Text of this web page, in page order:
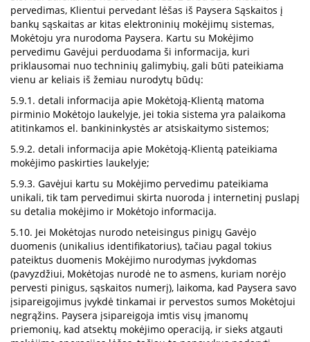
pervedimas, Klientui pervedant lėšas iš Paysera Sąskaitos į
bankų sąskaitas ar kitas elektroninių mokėjimų sistemas,
Mokėtoju yra nurodoma Paysera. Kartu su Mokėjimo
pervedimu Gavėjui perduodama ši informacija, kuri
priklausomai nuo techninių galimybių, gali būti pateikiama
vienu ar keliais iš žemiau nurodytų būdų:
5.9.1. detali informacija apie Mokėtoją-Klientą matoma
pirminio Mokėtojo laukelyje, jei tokia sistema yra palaikoma
atitinkamos el. bankininkystės ar atsiskaitymo sistemos;
5.9.2. detali informacija apie Mokėtoją-Klientą pateikiama
mokėjimo paskirties laukelyje;
5.9.3. Gavėjui kartu su Mokėjimo pervedimu pateikiama
unikali, tik tam pervedimui skirta nuoroda į internetinį puslapį
su detalia mokėjimo ir Mokėtojo informacija.
5.10. Jei Mokėtojas nurodo neteisingus pinigų Gavėjo
duomenis (unikalius identifikatorius), tačiau pagal tokius
pateiktus duomenis Mokėjimo nurodymas įvykdomas
(pavyzdžiui, Mokėtojas nurodė ne to asmens, kuriam norėjo
pervesti pinigus, sąskaitos numerį), laikoma, kad Paysera savo
įsipareigojimus įvykdė tinkamai ir pervestos sumos Mokėtojui
negrąžins. Paysera įsipareigoja imtis visų įmanomų
priemonių, kad atsektų mokėjimo operaciją, ir sieks atgauti